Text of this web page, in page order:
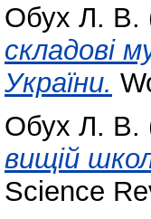
Обух Л. В.
складові
України.
Обух Л. В.
вищій
Science